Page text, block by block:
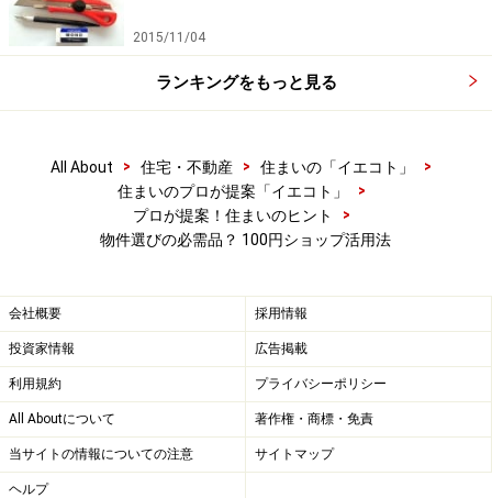
2015/11/04
ランキングをもっと見る
All About > 住宅・不動産 > 住まいの「イエコト」
>
住まいのプロが提案「イエコト」
>
プロが提案！住まいのヒント
>
物件選びの必需品？ 100円ショップ活用法
会社概要 採用情報
投資家情報 広告掲載
利用規約 プライバシーポリシー
All Aboutについて 著作権・商標・免責
当サイトの情報についての注意 サイトマップ
ヘルプ